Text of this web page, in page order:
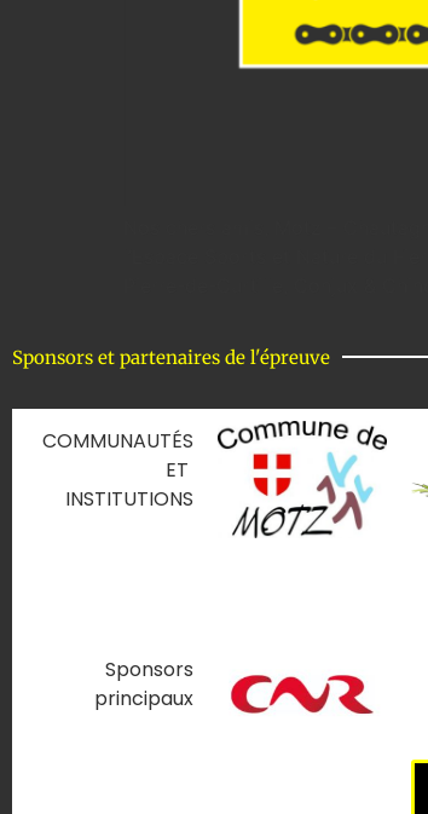
Sponsors et partenaires de l'épreuve
COMMUNAUTÉS
ET
INSTITUTIONS
Sponsors
principaux